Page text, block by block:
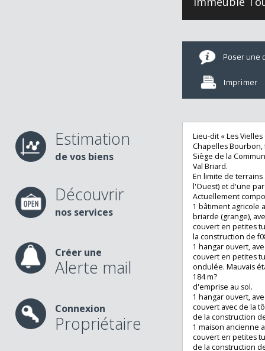
de vos biens
nos services
Alerte mail
Poser
Lieu-dit « Les
Chapelles
Siège de la
Val Briard.
En limite de
l'Ouest) et d'une
Actuellement
1 bâtiment
briarde
couvert en
la construction
1 hangar
couvert en
ondulée.
184 m?
d'emprise au sol.
1 hangar
couvert avec de